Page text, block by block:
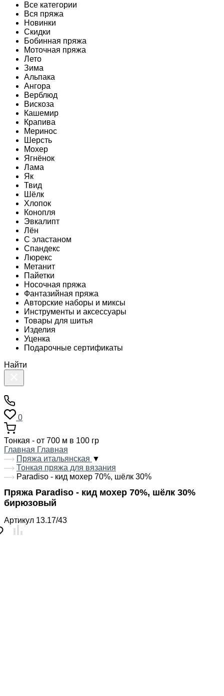
Все категории
Вся пряжа
Новинки
Скидки
Бобинная пряжа
Моточная пряжа
Лето
Зима
Альпака
Ангора
Верблюд
Вискоза
Кашемир
Крапива
Меринос
Шерсть
Мохер
Ягнёнок
Лама
Як
Твид
Шёлк
Хлопок
Конопля
Эвкалипт
Лён
C эластаном
Спандекс
Люрекс
Метанит
Пайетки
Носочная пряжа
Фантазийная пряжа
Авторские наборы и миксы
Инструменты и аксессуары
Товары для шитья
Изделия
Уценка
Подарочные сертификаты
Найти
0
Тонкая - от 700 м в 100 гр
Главная Главная
Пряжа итальянская ▼
Тонкая пряжа для вязания
Paradiso - кид мохер 70%, шёлк 30%
Пряжа Paradiso - кид мохер 70%, шёлк 30%
бирюзовый
Артикул 13.17/43